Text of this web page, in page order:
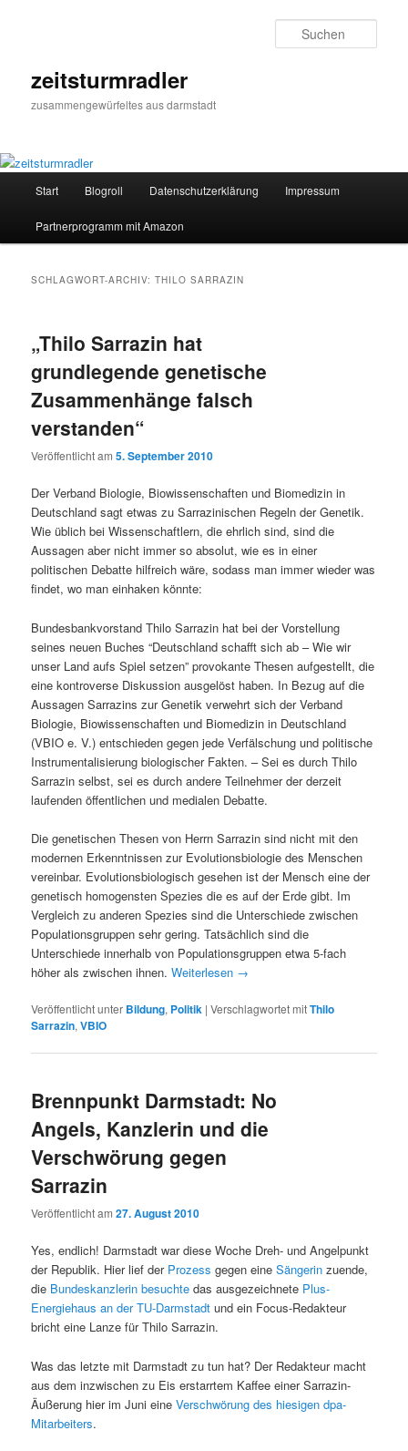
zeitsturmradler
zusammengewürfeltes aus darmstadt
Start Blogroll Datenschutzerklärung Impressum
Partnerprogramm mit Amazon
SCHLAGWORT-ARCHIV:THILO SARRAZIN
„Thilo Sarrazin hat
grundlegende genetische
Zusammenhänge falsch
verstanden“
Veröffentlicht am5. September 2010
Der Verband Biologie, Biowissenschaften und Biomedizin in
Deutschland sagt etwas zu Sarrazinischen Regeln der Genetik.
Wie üblich bei Wissenschaftlern, die ehrlich sind, sind die
Aussagen aber nicht immer so absolut, wie es in einer
politischen Debatte hilfreich wäre, sodass man immer wieder was
findet, wo man einhaken könnte:
Bundesbankvorstand Thilo Sarrazin hat bei der Vorstellung
seines neuen Buches “Deutschland schafft sich ab – Wie wir
unser Land aufs Spiel setzen” provokante Thesen aufgestellt, die
eine kontroverse Diskussion ausgelöst haben. In Bezug auf die
Aussagen Sarrazins zur Genetik verwehrt sich der Verband
Biologie, Biowissenschaften und Biomedizin in Deutschland
(VBIO e. V.) entschieden gegen jede Verfälschung und politische
Instrumentalisierung biologischer Fakten. – Sei es durch Thilo
Sarrazin selbst, sei es durch andere Teilnehmer der derzeit
laufenden öffentlichen und medialen Debatte.
Die genetischen Thesen von Herrn Sarrazin sind nicht mit den
modernen Erkenntnissen zur Evolutionsbiologie des Menschen
vereinbar. Evolutionsbiologisch gesehen ist der Mensch eine der
genetisch homogensten Spezies die es auf der Erde gibt. Im
Vergleich zu anderen Spezies sind die Unterschiede zwischen
Populationsgruppen sehr gering. Tatsächlich sind die
Unterschiede innerhalb von Populationsgruppen etwa 5-fach
höher als zwischen ihnen.Weiterlesen →
Veröffentlicht unter Bildung, Politik |Verschlagwortet mitThilo
Sarrazin,VBIO
Brennpunkt Darmstadt: No
Angels, Kanzlerin und die
Verschwörung gegen
Sarrazin
Veröffentlicht am27. August 2010
Yes, endlich! Darmstadt war diese Woche Dreh- und Angelpunkt
der Republik. Hier lief der Prozess gegen eineSängerin zuende,
die Bundeskanzlerin besuchte das ausgezeichnete Plus-
Energiehaus an der TU-Darmstadt und ein Focus-Redakteur
bricht eine Lanze für Thilo Sarrazin.
Was das letzte mit Darmstadt zu tun hat? Der Redakteur macht
aus dem inzwischen zu Eis erstarrtem Kaffee einer Sarrazin-
Äußerung hier im Juni eineVerschwörung des hiesigen dpa-
Mitarbeiters.